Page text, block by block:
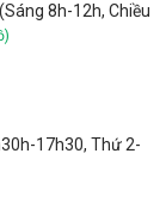
thì các mẫu
đó là đui E14.
8h-12h, Chiều
17h30, Thứ 2-